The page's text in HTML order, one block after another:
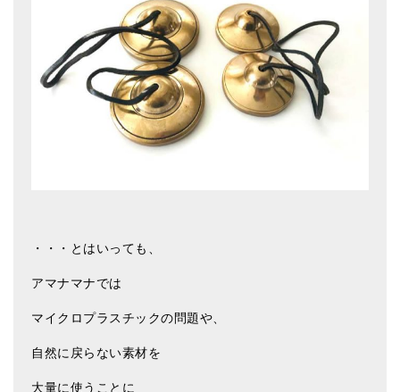
・・・とはいっても、
アマナマナでは
マイクロプラスチックの問題や、
自然に戻らない素材を
大量に使うことに